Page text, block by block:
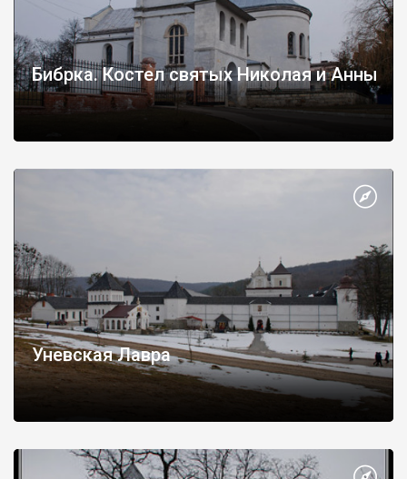
Бибрка. Костел святых Николая и Анны
Уневская Лавра